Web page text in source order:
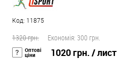
Код: 11875
1320 грн. Економія: 300 грн.
Оптові
ціни 1020 грн. / лист